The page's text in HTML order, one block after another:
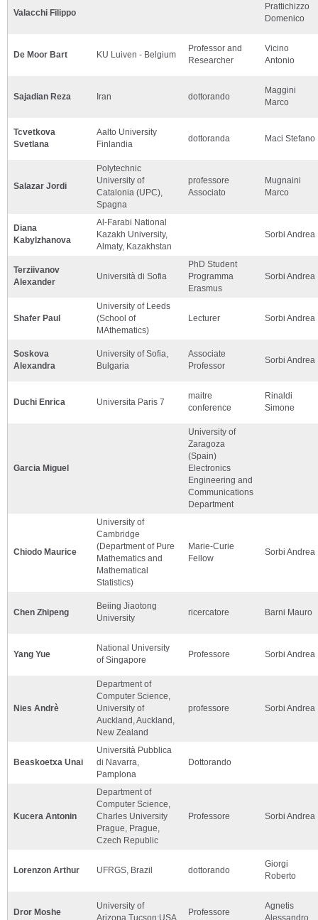
Valacchi Filippo
Prattichizzo
Domenico
De Moor Bart KU Luiven - Belgium
Professor and
Researcher
Vicino
Antonio
Sajadian Reza Iran dottorando
Maggini
Marco
Tcvetkova
Svetlana
Aalto University
Finlandia
dottoranda Maci Stefano
Salazar Jordi
Polytechnic
University of
Catalonia (UPC),
Spagna
professore
Associato
Mugnaini
Marco
Diana
Kabylzhanova
Al-Farabi National
Kazakh University,
Almaty, Kazakhstan
Sorbi Andrea
Terziivanov
Alexander
Università di Sofia
PhD Student
Programma
Erasmus
Sorbi Andrea
Shafer Paul
University of Leeds
(School of
MAthematics)
Lecturer Sorbi Andrea
Soskova
Alexandra
University of Sofia,
Bulgaria
Associate
Professor
Sorbi Andrea
Duchi Enrica Universita Paris 7
maitre
conference
Rinaldi
Simone
Garcia Miguel
University of
Zaragoza
(Spain)
Electronics
Engineering and
Communications
Department
Chiodo Maurice
University of
Cambridge
(Department of Pure
Mathematics and
Mathematical
Statistics)
Marie-Curie
Fellow
Sorbi Andrea
Chen Zhipeng
Beiing Jiaotong
University
ricercatore Barni Mauro
Yang Yue
National University
of Singapore
Professore Sorbi Andrea
Nies Andrè
Department of
Computer Science,
University of
Auckland, Auckland,
New Zealand
professore Sorbi Andrea
Beaskoetxa Unai
Università Pubblica
di Navarra,
Pamplona
Dottorando
Kucera Antonin
Department of
Computer Science,
Charles University
Prague, Prague,
Czech Republic
Professore Sorbi Andrea
Lorenzon Arthur UFRGS, Brazil dottorando
Giorgi
Roberto
Dror Moshe
University of
Arizona,Tucson;USA
Professore
Agnetis
Alessandro